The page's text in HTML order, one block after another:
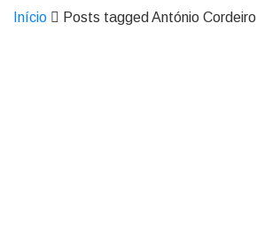
Início Posts tagged António Cordeiro